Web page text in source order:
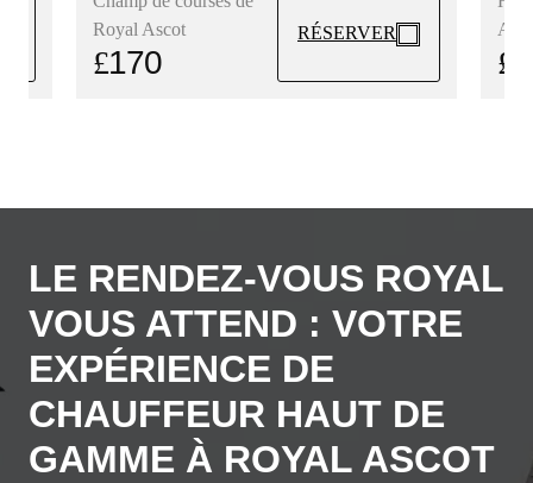
Royal Ascot
£170
RÉSERVER
£
LE RENDEZ-VOUS ROYAL
VOUS ATTEND : VOTRE
EXPÉRIENCE DE
CHAUFFEUR HAUT DE
GAMME À ROYAL ASCOT